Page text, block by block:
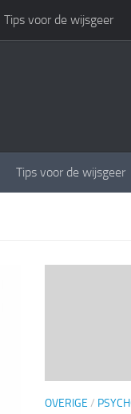
Tips voor de wijsgeer
Tips voor de wijsgeer
OVERIGE /